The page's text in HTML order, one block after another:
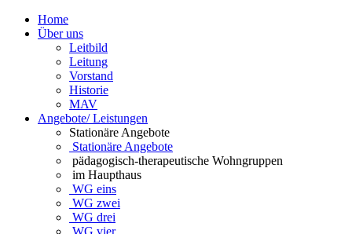
Home
Über uns
Leitbild
Leitung
Vorstand
Historie
MAV
Angebote/ Leistungen
Stationäre Angebote
Stationäre Angebote
pädagogisch-therapeutische Wohngruppen
im Haupthaus
WG eins
WG zwei
WG drei
WG vier